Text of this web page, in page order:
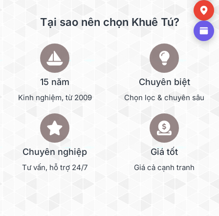
Tại sao nên chọn Khuê Tú?
15 năm
Kinh nghiệm, từ 2009
Chuyên biệt
Chọn lọc & chuyên sâu
Chuyên nghiệp
Tư vấn, hỗ trợ 24/7
Giá tốt
Giá cả cạnh tranh